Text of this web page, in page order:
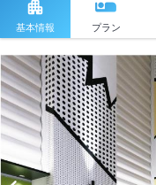
基本情報 プラン